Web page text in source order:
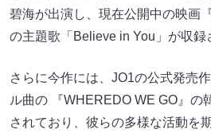
碧海が出演し、現在公開中の映画
の主題歌「Believe in You」が収録
さらに今作には、JO1の公式発売
ル曲の 『WHEREDO WE GO』の
されており、彼らの多様な活動を